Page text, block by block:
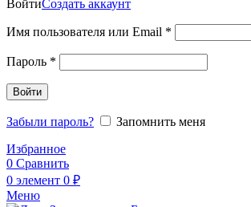
ВойтиСоздать аккаунт
Имя пользователя или Email *
Пароль *
Войти
Забыли пароль?
Запомнить меня
Избранное
0 Сравнить
0 элемент 0 ₽
Меню